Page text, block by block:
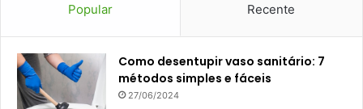
Popular Recente
Como desentupir vaso sanitário: 7
métodos simples e fáceis
27/06/2024